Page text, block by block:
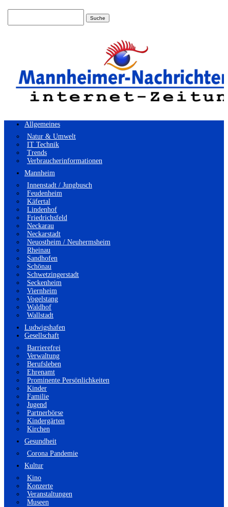
Allgemeines
Natur & Umwelt
IT Technik
Trends
Verbraucherinformationen
Mannheim
Innenstadt / Jungbusch
Feudenheim
Käfertal
Lindenhof
Friedrichsfeld
Neckarau
Neckarstadt
Neuostheim / Neuhermsheim
Rheinau
Sandhofen
Schönau
Schwetzingerstadt
Seckenheim
Viernheim
Vogelstang
Waldhof
Wallstadt
Ludwigshafen
Gesellschaft
Barrierefrei
Verwaltung
Berufsleben
Ehrenamt
Prominente Persönlichkeiten
Kinder
Familie
Jugend
Partnerbörse
Kindergärten
Kirchen
Gesundheit
Corona Pandemie
Kultur
Kino
Konzerte
Veranstaltungen
Museen